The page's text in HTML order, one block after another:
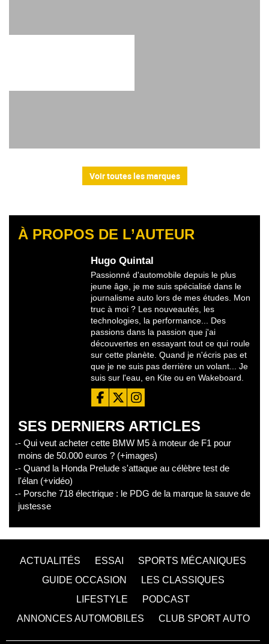
Voir toutes les marques
À PROPOS DE L’AUTEUR
Hugo Quintal
Passionné d'automobile depuis le plus
jeune âge, je me suis spécialisé dans le
journalisme auto lors de mes études. Mon
truc à moi ? Les nouveautés, les
technologies, la performance... Des
passions dans la passion que j'ai
découvertes en essayant tout ce qui roule
sur cette planète. Quand je n'écris pas et
que je ne suis pas derrière un volant... Je
suis sur l'eau, en Kite ou en Wakeboard.
SES DERNIERS ARTICLES
- Qui veut acheter cette BMW M5 à moteur de F1 pour
moins de 50.000 euros ? (+images)
- Quand la Honda Prelude s'attaque au célèbre test de
l'élan (+vidéo)
- Porsche 718 électrique : le PDG de la marque la sauve de
justesse
ACTUALITÉS ESSAI
SPORTS MÉCANIQUES
GUIDE OCCASION
LES CLASSIQUES
LIFESTYLE
PODCAST
ANNONCES AUTOMOBILES
CLUB SPORT AUTO